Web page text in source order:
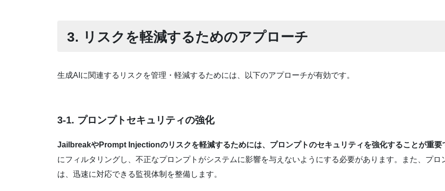
3. リスクを軽減するためのアプローチ
生成AIに関連するリスクを管理・軽減するためには、以下のアプローチが有効です。
3-1. プロンプトセキュリティの強化
JailbreakやPrompt Injectionのリスクを軽減するためには、プロンプトのセキュリティを強化することが重要
にフィルタリングし、不正なプロンプトがシステムに影響を与えないようにする必要があります。また、プ
は、迅速に対応できる監視体制を整備します。